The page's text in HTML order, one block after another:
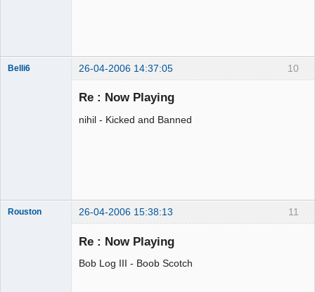
10
Belli6 26-04-2006 14:37:05
Re : Now Playing
nihil - Kicked and Banned
11
Rouston 26-04-2006 15:38:13
Re : Now Playing
Bob Log III - Boob Scotch